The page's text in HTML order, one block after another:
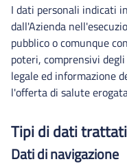
I dati personali indicati
dall'Azienda
pubblico o comunque
poteri, comprensivi
legale ed informazione
l'offerta di salute
Tipi di dati
Dati di navigazione